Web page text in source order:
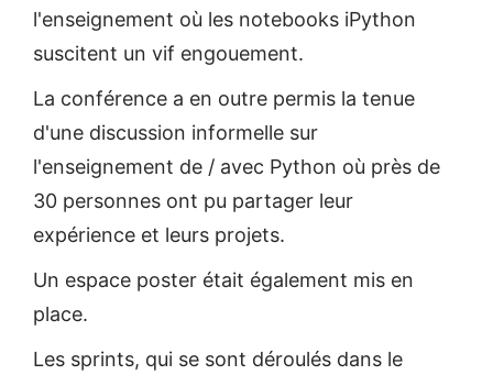
l'enseignement où les notebooks iPython
suscitent un vif engouement.
La conférence a en outre permis la tenue
d'une discussion informelle sur
l'enseignement de / avec Python où près de
30 personnes ont pu partager leur
expérience et leurs projets.
Un espace poster était également mis en
place.
Les sprints, qui se sont déroulés dans le